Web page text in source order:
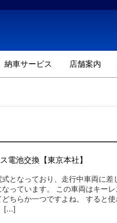
納車サービス 店舗案内
電池交換【東京本社】
となっており、走行中車両に差
っています。 この車両はキー
ちらか一つですよね。 すると
[…]